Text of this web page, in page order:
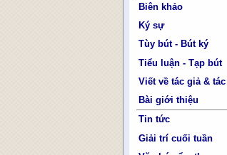
Biên khảo
Ký sự
Tùy bút - Bút ký
Tiểu luận - Tạp bút
Viết về tác giả &
Bài giới thiệu
Tin tức
Giải trí cuối tuần